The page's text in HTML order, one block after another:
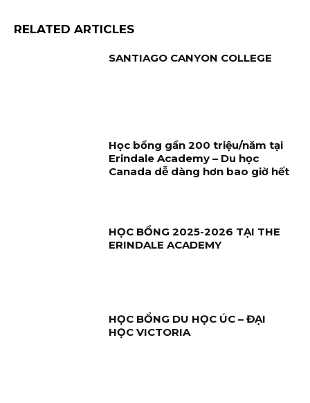
RELATED ARTICLES
SANTIAGO CANYON COLLEGE
Học bổng gần 200 triệu/năm tại
Erindale Academy – Du học
Canada dễ dàng hơn bao giờ hết
HỌC BỔNG 2025-2026 TẠI THE
ERINDALE ACADEMY
HỌC BỔNG DU HỌC ÚC – ĐẠI
HỌC VICTORIA